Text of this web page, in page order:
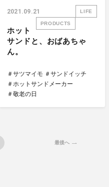
2021.09.21 LIFE
PRODUCTS
ホット
サンドと、おばあちゃ
ん。
＃サツマイモ ＃サンドイッチ
＃ホットサンドメーカー
＃敬老の日
最後へ